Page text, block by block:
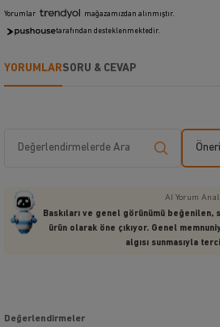
Yorumlar mağazamızdan alınmıştır.
tarafından desteklenmektedir.
YORUMLARSORU & CEVAP
AI Yorum
Baskıları ve genel görünümü
ürün olarak öne çıkıyor. Genel
algısı sunmasıyla
Değerlendirmeler